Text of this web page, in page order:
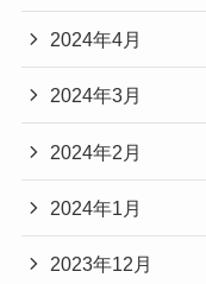
2024年4月
2024年3月
2024年2月
2024年1月
2023年12月